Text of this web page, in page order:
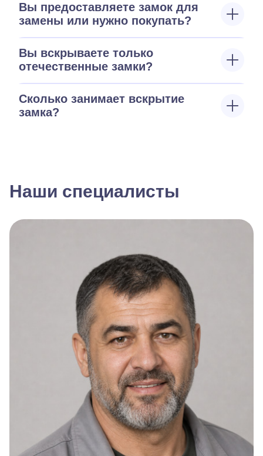
Вы предоставляете замок для
замены или нужно покупать?
Вы вскрываете только
отечественные замки?
Сколько занимает вскрытие
замка?
Наши специалисты